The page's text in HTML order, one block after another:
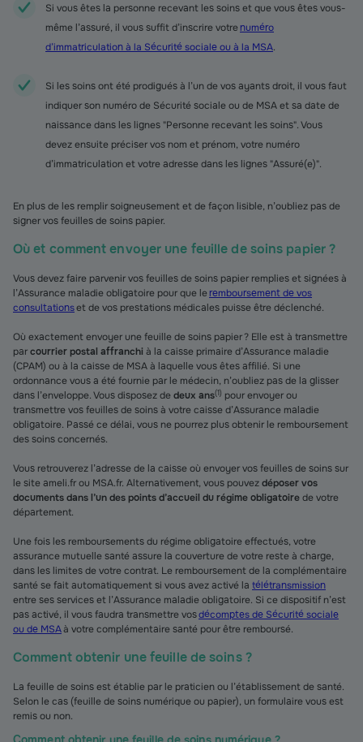
Si vous êtes la personne recevant les soins et que vous êtes vous-
même l’assuré, il vous suffit d’inscrire votrenuméro
d’immatriculation à la Sécurité sociale ou à la MSA.
Si les soins ont été prodigués à l’un de vos ayants droit, il vous faut
indiquer son numéro de Sécurité sociale ou de MSA et sa date de
naissance dans les lignes "Personne recevant les soins". Vous
devez ensuite préciser vos nom et prénom, votre numéro
d’immatriculation et votre adresse dans les lignes "Assuré(e)".
En plus de les remplir soigneusement et de façon lisible, n’oubliez pas de
signer vos feuilles de soins papier.
Où et comment envoyer une feuille de soins papier ?
Vous devez faire parvenir vos feuilles de soins papier remplies et signées à
l’Assurance maladie obligatoire pour que leremboursement de vos
consultationset de vos prestations médicales puisse être déclenché.
Où exactement envoyer une feuille de soins papier ? Elle est à transmettre
parcourrier postal affranchi à la caisse primaire d’Assurance maladie
(CPAM) ou à la caisse de MSA à laquelle vous êtes affilié. Si une
ordonnance vous a été fournie par le médecin, n’oubliez pas de la glisser
dans l’enveloppe. Vous disposez dedeux ans(1) pour envoyer ou
transmettre vos feuilles de soins à votre caisse d’Assurance maladie
obligatoire. Passé ce délai, vous ne pourrez plus obtenir le remboursement
des soins concernés.
Vous retrouverez l’adresse de la caisse où envoyer vos feuilles de soins sur
le site ameli.fr ou MSA.fr. Alternativement, vous pouvezdéposer vos
documents dans l’un des points d’accueil du régime obligatoirede votre
département.
Une fois les remboursements du régime obligatoire effectués, votre
assurance mutuelle santé assure la couverture de votre reste à charge,
dans les limites de votre contrat. Le remboursement de la complémentaire
santé se fait automatiquement si vous avez activé la télétransmission
entre ses services et l’Assurance maladie obligatoire. Si ce dispositif n’est
pas activé, il vous faudra transmettre vosdécomptes de Sécurité sociale
ou de MSAà votre complémentaire santé pour être remboursé.
Comment obtenir une feuille de soins ?
La feuille de soins est établie par le praticien ou l’établissement de santé.
Selon le cas (feuille de soins numérique ou papier), un formulaire vous est
remis ou non.